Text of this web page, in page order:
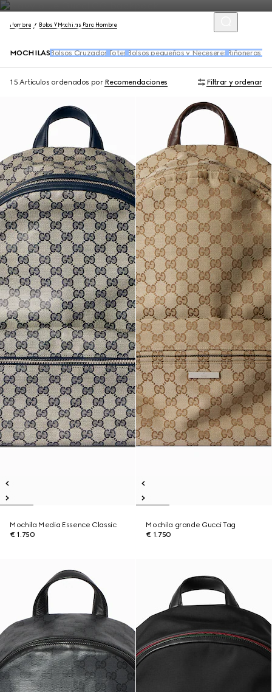
Hombre Bolos Y Mochilas Para Hombre
MOCHILAS Bolsos Cruzados Totes Bolsos pequeños y Neceseres Riñoneras y
15 Artículos ordenados por Recomendaciones Filtrar y ordenar
Mochila Media Essence Classic
€ 1.750
Mochila grande Gucci Tag
€ 1.750